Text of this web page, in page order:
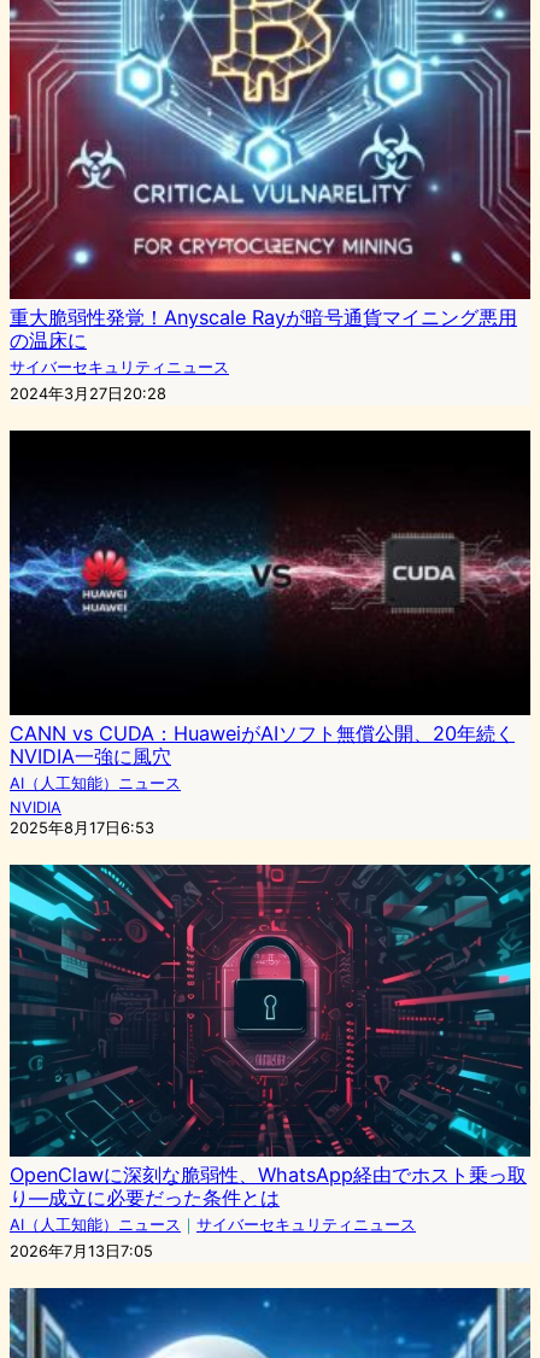
重大脆弱性発覚！Anyscale Rayが暗号通貨マイニング悪用
の温床に
サイバーセキュリティニュース
2024年3月27日20:28
CANN vs CUDA：HuaweiがAIソフト無償公開、20年続く
NVIDIA一強に風穴
AI（人工知能）ニュース
NVIDIA
2025年8月17日6:53
OpenClawに深刻な脆弱性、WhatsApp経由でホスト乗っ取
り—成立に必要だった条件とは
AI（人工知能）ニュース ｜ サイバーセキュリティニュース
2026年7月13日7:05